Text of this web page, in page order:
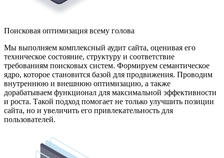
Поисковая оптимизация всему голова
Мы выполняем комплексный аудит сайта, оценивая его
техническое состояние, структуру и соответствие
требованиям поисковых систем. Формируем семантическое
ядро, которое становится базой для продвижения. Проводим
внутреннюю и внешнюю оптимизацию, а также
дорабатываем функционал для максимальной эффективности
и роста. Такой подход помогает не только улучшить позиции
сайта, но и увеличить его привлекательность для
пользователей.